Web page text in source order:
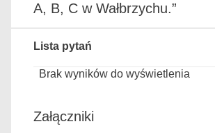
A, B, C w Wałbrzychu.”
Lista pytań
Brak wyników do wyświetlenia
Załączniki